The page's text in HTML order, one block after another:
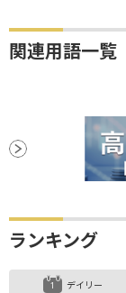
関連用語一覧
ランキング
デイリー